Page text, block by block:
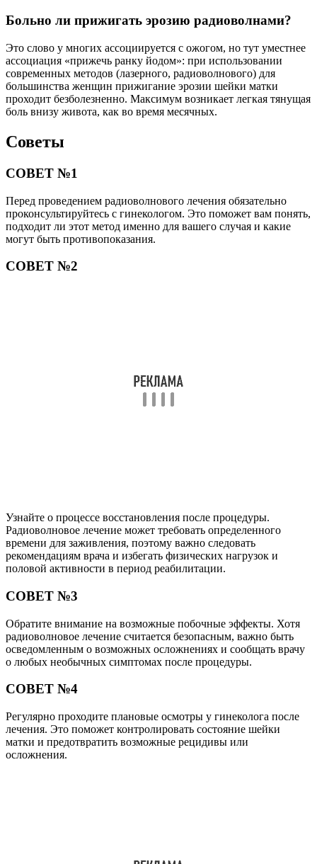
Больно ли прижигать эрозию радиоволнами?
Это слово у многих ассоциируется с ожогом, но тут уместнее
ассоциация «прижечь ранку йодом»: при использовании
современных методов (лазерного, радиоволнового) для
большинства женщин прижигание эрозии шейки матки
проходит безболезненно. Максимум возникает легкая тянущая
боль внизу живота, как во время месячных.
Советы
СОВЕТ №1
Перед проведением радиоволнового лечения обязательно
проконсультируйтесь с гинекологом. Это поможет вам понять,
подходит ли этот метод именно для вашего случая и какие
могут быть противопоказания.
СОВЕТ №2
Узнайте о процессе восстановления после процедуры.
Радиоволновое лечение может требовать определенного
времени для заживления, поэтому важно следовать
рекомендациям врача и избегать физических нагрузок и
половой активности в период реабилитации.
СОВЕТ №3
Обратите внимание на возможные побочные эффекты. Хотя
радиоволновое лечение считается безопасным, важно быть
осведомленным о возможных осложнениях и сообщать врачу
о любых необычных симптомах после процедуры.
СОВЕТ №4
Регулярно проходите плановые осмотры у гинеколога после
лечения. Это поможет контролировать состояние шейки
матки и предотвратить возможные рецидивы или
осложнения.